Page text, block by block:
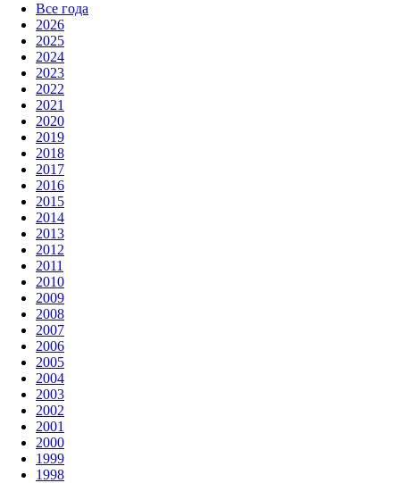
Все года
2026
2025
2024
2023
2022
2021
2020
2019
2018
2017
2016
2015
2014
2013
2012
2011
2010
2009
2008
2007
2006
2005
2004
2003
2002
2001
2000
1999
1998